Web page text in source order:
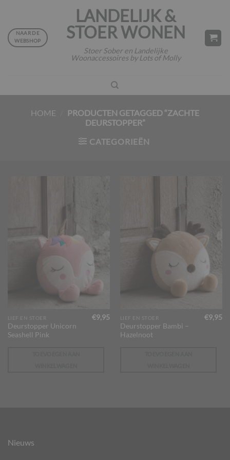
inhoud
LANDELIJK &
STOER WONEN
Stoer Sober en Landelijke
Woonaccessoires by Lots of Molly
NAAR DE
WEBSHOP
HOME
PRODUCTEN GETAGGED “ZACHTE
DEURSTOPPER”
CATEGORIEËN
LIEF EN STOER
Deurstopper Unicorn
Seashell Pink
€9,95 LIEF EN STOER
Deurstopper Bambi –
Hazelnoot
€9,95
Nieuws